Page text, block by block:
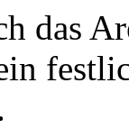
das